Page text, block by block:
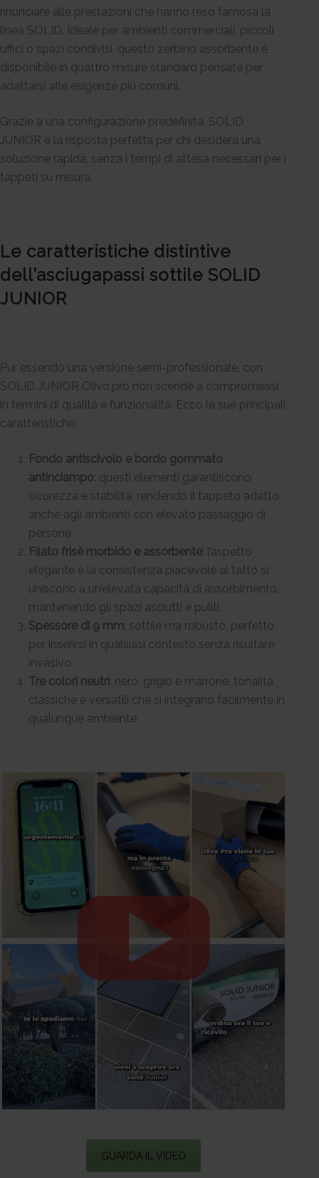
rinunciare alle prestazioni che hanno reso famosa la
linea SOLID. Ideale per ambienti commerciali, piccoli
uffici o spazi condivisi, questo zerbino assorbente è
disponibile in quattro misure standard pensate per
adattarsi alle esigenze più comuni.
Grazie a una configurazione predefinita, SOLID
JUNIOR è la risposta perfetta per chi desidera una
soluzione rapida, senza i tempi di attesa necessari per i
tappeti su misura.
Le caratteristiche distintive
dell’asciugapassi sottile SOLID
JUNIOR
Pur essendo una versione semi-professionale, con
SOLID JUNIOR Olivo.pro non scende a compromessi
in termini di qualità e funzionalità. Ecco le sue principali
caratteristiche:
Fondo antiscivolo e bordo gommato
antinciampo: questi elementi garantiscono
sicurezza e stabilità, rendendo il tappeto adatto
anche agli ambienti con elevato passaggio di
persone.
Filato frisè morbido e assorbente: l’aspetto
elegante e la consistenza piacevole al tatto si
uniscono a un’elevata capacità di assorbimento,
mantenendo gli spazi asciutti e puliti.
Spessore di 9 mm: sottile ma robusto, perfetto
per inserirsi in qualsiasi contesto senza risultare
invasivo.
Tre colori neutri : nero, grigio e marrone, tonalità
classiche e versatili che si integrano facilmente in
qualunque ambiente.
GUARDA IL VIDEO